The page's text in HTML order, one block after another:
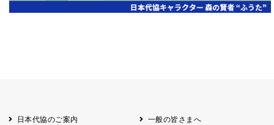
鳥取砂丘一斉清掃 鳥取
日本代協のご案内 一般の皆さまへ